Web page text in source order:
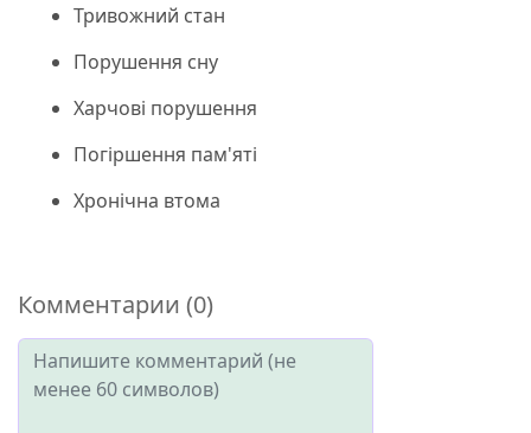
Тривожний стан
Порушення сну
Харчові порушення
Погіршення пам'яті
Хронічна втома
Комментарии (0)